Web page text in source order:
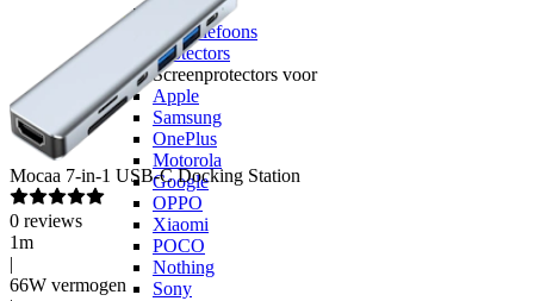
Alle telefoons
Screenprotectors
Screenprotectors voor
Apple
Samsung
OnePlus
Motorola
Google
OPPO
Xiaomi
POCO
Nothing
Sony
Mocaa 7-in-1 USB-C Docking Station
0 reviews
1m
|
66W vermogen